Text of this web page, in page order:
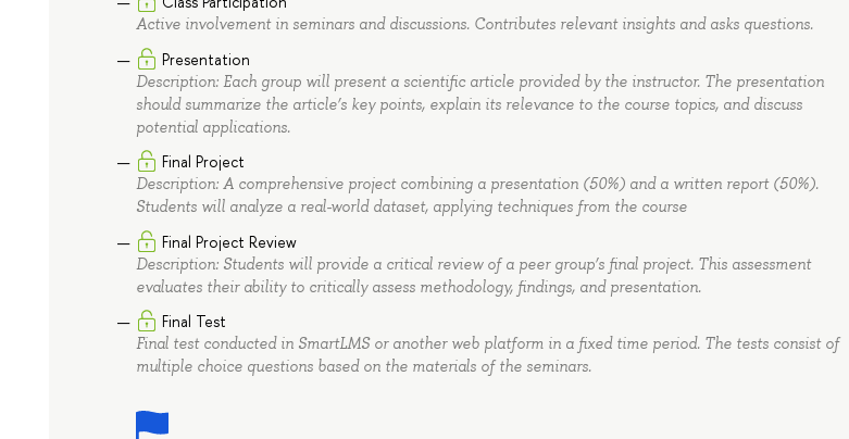
Active involvement in seminars and discussions. Contributes relevant insights and asks questions.
Presentation
Description: Each group will present a scientific article provided by the instructor. The presentation
should summarize the article’s key points, explain its relevance to the course topics, and discuss
potential applications.
Final Project
Description: A comprehensive project combining a presentation (50%) and a written report (50%).
Students will analyze a real-world dataset, applying techniques from the course
Final Project Review
Description: Students will provide a critical review of a peer group’s final project. This assessment
evaluates their ability to critically assess methodology, findings, and presentation.
Final Test
Final test conducted in SmartLMS or another web platform in a fixed time period. The tests consist of
multiple choice questions based on the materials of the seminars.